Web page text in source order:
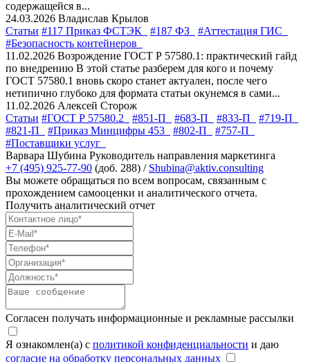
содержащейся в...
24.03.2026 Владислав Крылов
Статьи #117 Приказ ФСТЭК #187 ФЗ
#Аттестация ГИС
#Безопасность контейнеров
11.02.2026 Возрождение ГОСТ Р 57580.1: практический гайд
по внедрению В этой статье разберем для кого и почему
ГОСТ 57580.1 вновь скоро станет актуален, после чего
нетипично глубоко для формата статьи окунемся в сами...
11.02.2026 Алексей Сторож
Статьи #ГОСТ Р 57580.2 #851-П #683-П #833-П
#719-П
#821-П
#Приказ Минцифры 453 #802-П
#757-П
#Поставщики услуг
Варвара Шубина Руководитель направления маркетинга
+7 (495) 925-77-90 (доб. 288) / Shubina@aktiv.consulting
Вы можете обращаться по всем вопросам, связанным с
прохождением самооценки и аналитического отчета.
Получить аналитический отчет
Согласен получать информационные и рекламные рассылки
Я ознакомлен(а) с политикой конфиденциальности и даю
согласие на обработку персональных данных